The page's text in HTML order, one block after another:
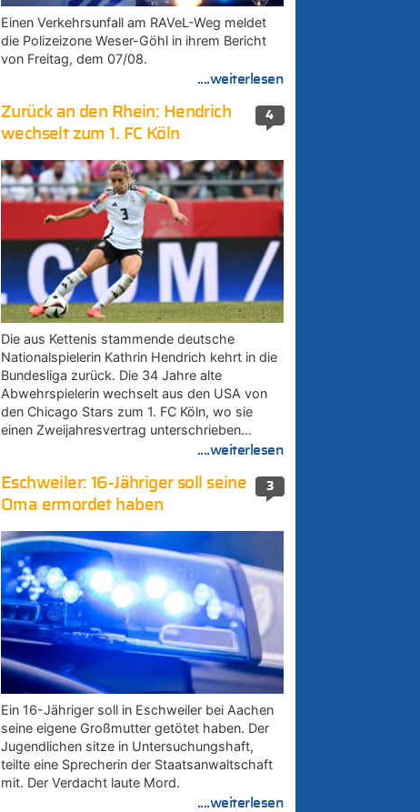
Einen Verkehrsunfall am RAVeL-Weg meldet
die Polizeizone Weser-Göhl in ihrem Bericht
von Freitag, dem 07/08.
....weiterlesen
4
Zurück an den Rhein: Hendrich
wechselt zum 1. FC Köln
Die aus Kettenis stammende deutsche
Nationalspielerin Kathrin Hendrich kehrt in die
Bundesliga zurück. Die 34 Jahre alte
Abwehrspielerin wechselt aus den USA von
den Chicago Stars zum 1. FC Köln, wo sie
einen Zweijahresvertrag unterschrieben…
....weiterlesen
3
Eschweiler: 16-Jähriger soll seine
Oma ermordet haben
Ein 16-Jähriger soll in Eschweiler bei Aachen
seine eigene Großmutter getötet haben. Der
Jugendlichen sitze in Untersuchungshaft,
teilte eine Sprecherin der Staatsanwaltschaft
mit. Der Verdacht laute Mord.
....weiterlesen